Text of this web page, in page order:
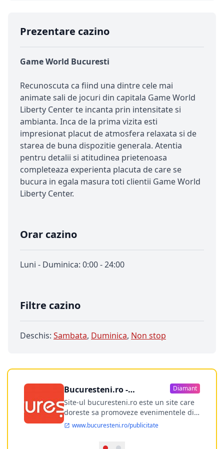
Prezentare cazino
Game World Bucuresti
Recunoscuta ca fiind una dintre cele mai
animate sali de jocuri din capitala Game World
Liberty Center te incanta prin intensitate si
ambianta. Inca de la prima vizita esti
impresionat placut de atmosfera relaxata si de
starea de buna dispozitie generala. Atentia
pentru detalii si atitudinea prietenoasa
completeaza experienta placuta de care se
bucura in egala masura toti clientii Game World
Liberty Center.
Orar cazino
Luni - Duminica: 0:00 - 24:00
Filtre cazino
Deschis: Sambata, Duminica, Non stop
Bucuresteni.ro -
publicitate online
Diamant
Site-ul bucuresteni.ro este un site care
doreste sa promoveze evenimentele din
Bucuresti si nu numai, sa puna la
www.bucuresteni.ro/publicitate